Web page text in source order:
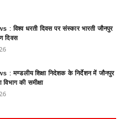
विश्व धरती दिवस पर संस्कार भारती जौनपुर
दिवस
​मण्डलीय शिक्षा निदेशक के निर्देशन में जौनपुर
की समीक्षा